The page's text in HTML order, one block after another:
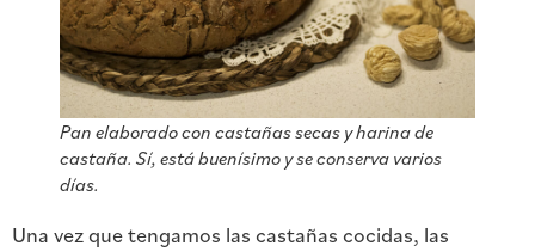
Pan elaborado con castañas secas y harina de
castaña. Sí, está buenísimo y se conserva varios
días.
Una vez que tengamos las castañas cocidas, las